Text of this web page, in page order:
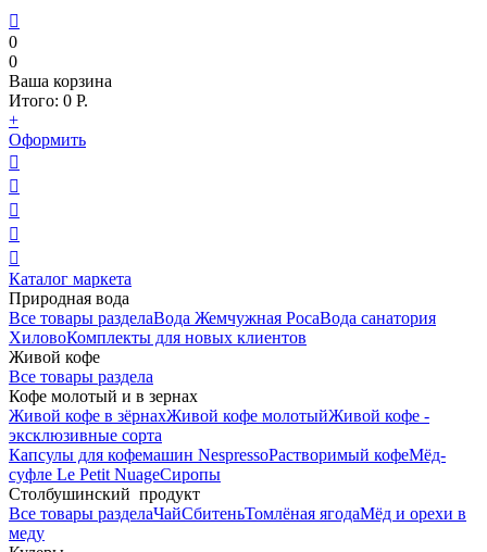

0
0
Ваша корзина
Итого: 0 Р.
+
Оформить





Каталог маркета
Природная вода
Все товары разделаВода Жемчужная РосаВода санатория
ХиловоКомплекты для новых клиентов
Живой кофе
Все товары раздела
Кофе молотый и в зернах
Живой кофе в зёрнахЖивой кофе молотыйЖивой кофе -
эксклюзивные сорта
Капсулы для кофемашин NespressoРастворимый кофеМёд-
суфле Le Petit NuageСиропы
Столбушинский продукт
Все товары разделаЧайСбитеньТомлёная ягодаМёд и орехи в
меду